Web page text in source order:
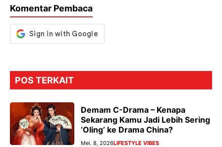
k er
Komentar Pembaca
POS TERKAIT
Demam C-Drama – Kenapa
Sekarang Kamu Jadi Lebih Sering
‘Oling’ ke Drama China?
Mei. 8, 2026LIFESTYLE VIBES